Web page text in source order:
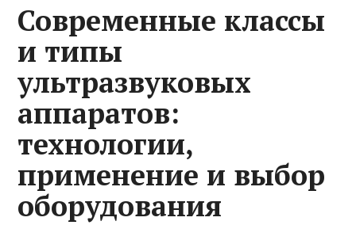
Современные классы
и типы
ультразвуковых
аппаратов:
технологии,
применение и выбор
оборудования